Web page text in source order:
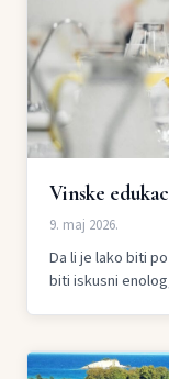
Vinske
9. maj 2026.
Da li je lako biti
biti iskusni